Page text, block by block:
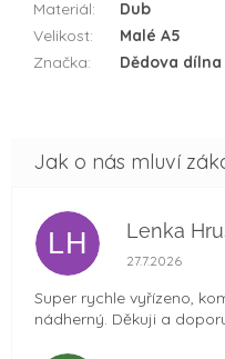
Materiál:
Dub
Velikost:
Malé A5
Značka: Dědova dílna
LH Lenka
Hodnocení
27.7.2026
Super rychle vyřízeno,
nádherný. Děkuji a